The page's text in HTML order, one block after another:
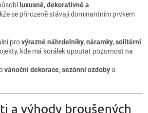
luxusně, dekorativně a
se přirozeně stávají dominantním prvkem
provýrazné náhrdelníky, náramky, solitérní
kde má korálek upoutat pozornost na
vánoční dekorace, sezónní ozdobya
a výhody broušených